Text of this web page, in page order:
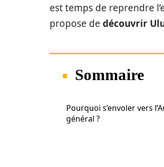
est temps de reprendre
propose de découvrir
Sommaire
Pourquoi s’envoler vers
général ?